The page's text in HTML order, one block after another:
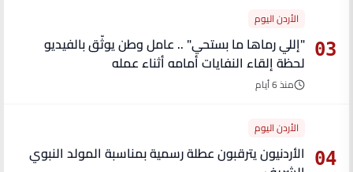
03
الأردن اليوم
"إللي رماها ما بستحي" .. عامل وطن يوثّق بالفيديو
لحظة إلقاء النفايات أمامه أثناء عمله
منذ 6 أيام
04
الأردن اليوم
الأردنيون يترقبون عطلة رسمية بمناسبة المولد النبوي